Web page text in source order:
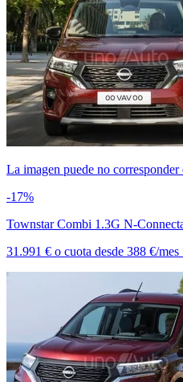
La imagen puede no
-17%
Townstar Combi 1.3G N-
31.991 € o cuota desde 388 €/mes